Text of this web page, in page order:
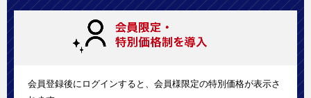
会員登録後にログインすると、会員様限定の特別価格が表示さ